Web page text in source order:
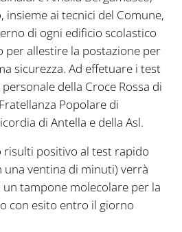
insieme ai tecnici del Comune,
di ogni edificio scolastico
per allestire la postazione per
sicurezza. Ad effetuare i test
della Croce Rossa di
Popolare di
di Antella e della Asl.
risulti positivo al test rapido
una ventina di minuti) verrà
tampone molecolare per la
con esito entro il giorno